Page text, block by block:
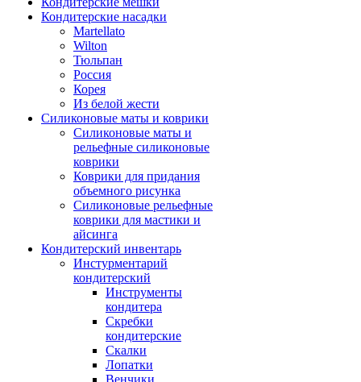
Кондитерские насадки
Martellato
Wilton
Тюльпан
Россия
Корея
Из белой жести
Силиконовые маты и коврики
Силиконовые маты и
рельефные силиконовые
коврики
Коврики для придания
объемного рисунка
Силиконовые рельефные
коврики для мастики и
айсинга
Кондитерский инвентарь
Инстурментарий
кондитерский
Инструменты
кондитера
Скребки
кондитерские
Скалки
Лопатки
Венчики